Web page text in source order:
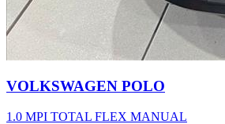
VOLKSWAGEN POLO
1.0 MPI TOTAL FLEX MANUAL